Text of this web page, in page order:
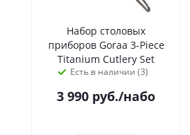
Набор столовых
приборов Goraa 3-Piece
Titanium Cutlery Set
Есть в наличии (3)
3 990 руб./набо